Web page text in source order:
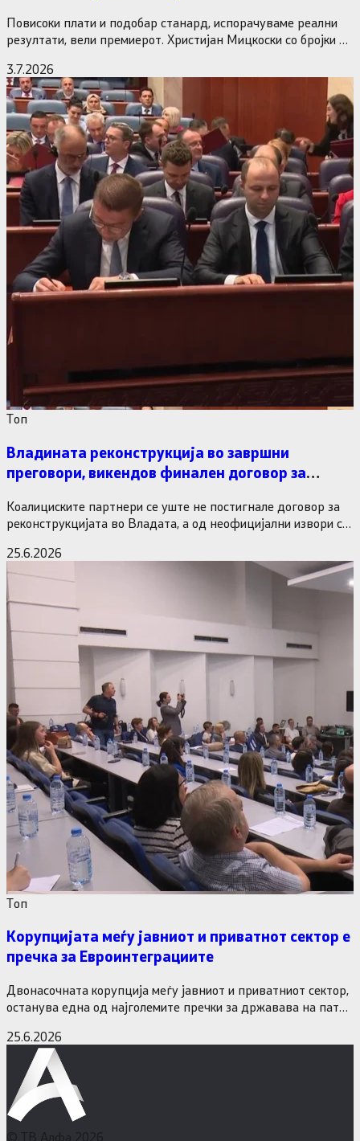
Повисоки плати и подобар станард, испорачуваме реални
резултати, вели премиерот. Христијан Мицкоски со бројки и
3.7.2026
Tоп
Владината реконструкција во завршни
преговори, викендов финален договор за
Коалициските партнери се уште не постигнале договор за
реконструкцијата во Владата, а од неофицијални извори се
25.6.2026
Tоп
Корупцијата меѓу јавниот и приватнот сектор е
пречка за Евроинтеграциите
Двонасочната корупција меѓу јавниот и приватниот сектор,
останува една од најголемите пречки за државава на патот
25.6.2026
© ТВ Алфа 2026